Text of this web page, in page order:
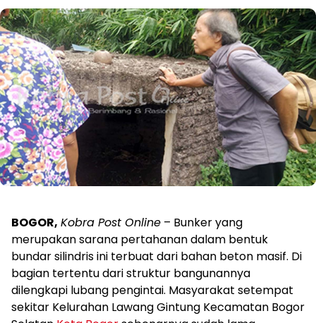
BOGOR, Kobra Post Online – Bunker yang
merupakan sarana pertahanan dalam bentuk
bundar silindris ini terbuat dari bahan beton masif. Di
bagian tertentu dari struktur bangunannya
dilengkapi lubang pengintai. Masyarakat setempat
sekitar Kelurahan Lawang Gintung Kecamatan Bogor